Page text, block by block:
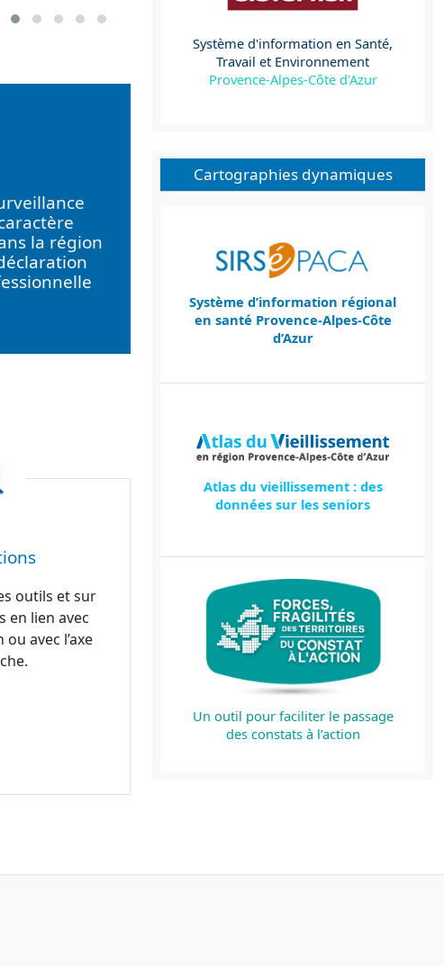
la région
outils et sur
en lien avec
ou avec l’axe
Système d'information en Santé,
Travail et Environnement
Provence-Alpes-Côte d'Azur
Cartographies dynamiques
Système d’information régional
en santé Provence-Alpes-Côte
d’Azur
Atlas du vieillissement : des
données sur les seniors
Un outil pour faciliter le passage
des constats à l’action